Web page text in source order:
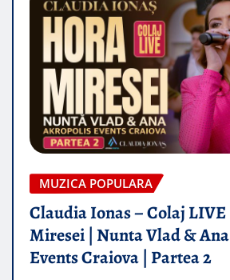
MUZICA POPULARA
Claudia Ionas – Colaj
Miresei | Nunta Vlad &
Events Craiova | Partea 2